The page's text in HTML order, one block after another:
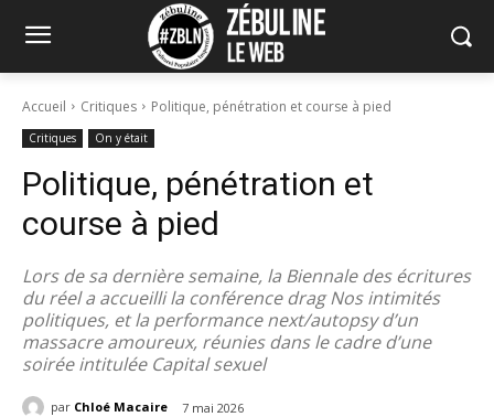
Accueil Critiques Politique, pénétration et course à pied
Critiques On y était
Politique, pénétration et
course à pied
Lors de sa dernière semaine, la Biennale des écritures
du réel a accueilli la conférence drag Nos intimités
politiques, et la performance next/autopsy d’un
massacre amoureux, réunies dans le cadre d’une
soirée intitulée Capital sexuel
par Chloé Macaire 7 mai 2026